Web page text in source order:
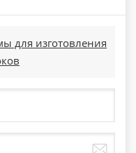
для изготовления